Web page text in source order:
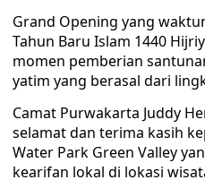
Grand Opening yang
Tahun Baru Islam 1440
momen pemberian
yatim yang berasal dari
Camat Purwakarta Juddy
selamat dan terima kasih
Water Park Green Valley
kearifan lokal di lokasi